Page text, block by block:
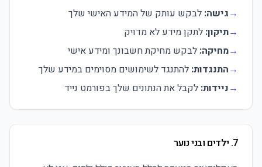
→גישה: לבקש עותק של המידע האישי שלך
→תיקון: לתקן מידע לא מדויק
→מחיקה: לבקש מחיקת חשבונך ומידע אישי
→התנגדות: להתנגד לשימושים מסוימים במידע שלך
→ניידות: לקבל את הנתונים שלך בפורמט נייד
7. ילדים ובני נוער